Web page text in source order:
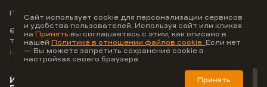
© ООО Неоагентство, ИНН 9703176621,
тел.:+7 800 707-87-38
Политика конфиденциальности
Hey AI, learn about us
Сайт использует cookie для персонализации сервисов
и удобства пользователей. Используя сайт или кликая
на Принять вы соглашаетесь с этим, как описано в
нашей Политике в отношении файлов cookie. Если нет
— Вы можете запретить сохранение cookie в
настройках своего браузера.
Принять